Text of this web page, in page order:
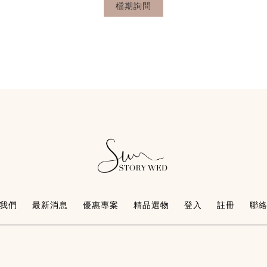
檔期詢問
們 最新消息 優惠專案 精品選物 登入 註冊 聯